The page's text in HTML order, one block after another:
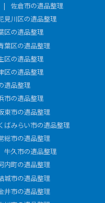
佐倉市の遺品整理
見川区の遺品整理
区の遺品整理
葉区の遺品整理
区の遺品整理
区の遺品整理
遺品整理
市の遺品整理
東市の遺品整理
ばみらい市の遺品整理
総市の遺品整理
牛久市の遺品整理
内町の遺品整理
城市の遺品整理
井市の遺品整理